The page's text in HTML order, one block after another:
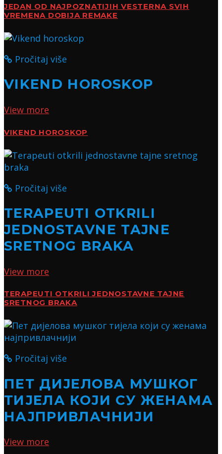
JEDAN OD NAJPOZNATIJIH VESTERNA SVIH
VREMENA DOBIJA REMAKE
Pročitaj više
VIKEND HOROSKOP
View more
VIKEND HOROSKOP
Pročitaj više
TERAPEUTI OTKRILI
JEDNOSTAVNE TAJNE
SRETNOG BRAKA
View more
TERAPEUTI OTKRILI JEDNOSTAVNE TAJNE
SRETNOG BRAKA
Pročitaj više
ПЕТ ДИЈЕЛОВА МУШКОГ
ТИЈЕЛА КОЈИ СУ ЖЕНАМА
НАЈПРИВЛАЧНИЈИ
View more